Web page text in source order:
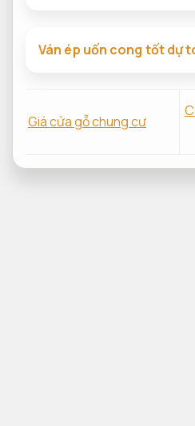
Ván ép uốn cong tốt dự
Giá cửa gỗ chung cư